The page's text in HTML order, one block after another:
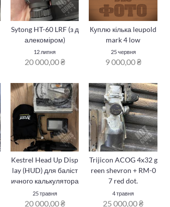
Sytong HT-60 LRF (з д
алекоміром)
12 липня
20 000,00 ₴
Куплю кілька leupold
mark 4 low
25 червня
9 000,00 ₴
Kestrel Head Up Disp
lay (HUD) для баліст
ичного калькулятора
25 травня
20 000,00 ₴
Trijicon ACOG 4x32 g
reen shevron + RM-0
7 red dot.
4 травня
25 000,00 ₴